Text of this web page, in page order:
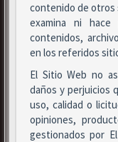
contenido de otros
examina ni
contenidos,
en los referidos
El Sitio Web no
daños y perjuicios
uso, calidad o
opiniones,
gestionados por